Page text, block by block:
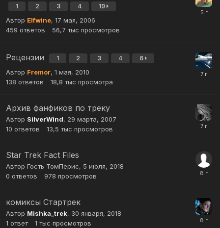
1 2 3 4 19
Автор Elfwine, 17 мая, 2006
459 ответов 56,7 тыс просмотров
Рецензии 1 2 3 4 6
Автор Fremor, 1 мая, 2010
138 ответов 18,8 тыс просмотра
Архив фанфиков по треку
Автор SilverWind, 29 марта, 2007
10 ответов 13,5 тыс просмотров
Star Trek Fact Files
Автор Гость ТомПерис, 5 июля, 2018
0 ответов 978 просмотров
комиксы Стартрек
Автор Mishka_trek, 30 января, 2018
1 ответ 1 тыс просмотров